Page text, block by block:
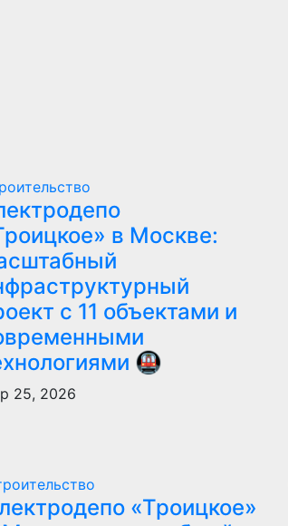
в Москве:
с 11 объектами и
🚇
25, 2026
«Троицкое»